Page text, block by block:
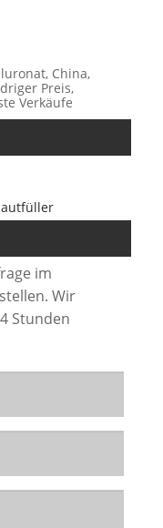
China,
Preis,
Verkäufe
im
Wir
Stunden